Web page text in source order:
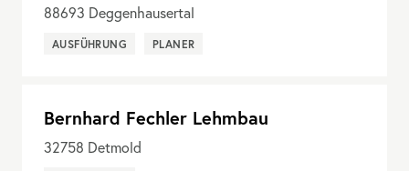
88693 Deggenhausertal
AUSFÜHRUNG PLANER
Bernhard Fechler Lehmbau
32758 Detmold